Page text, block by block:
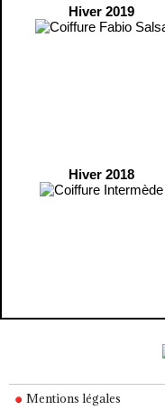
Hiver 2019
Hiver 2018
Mentions légales